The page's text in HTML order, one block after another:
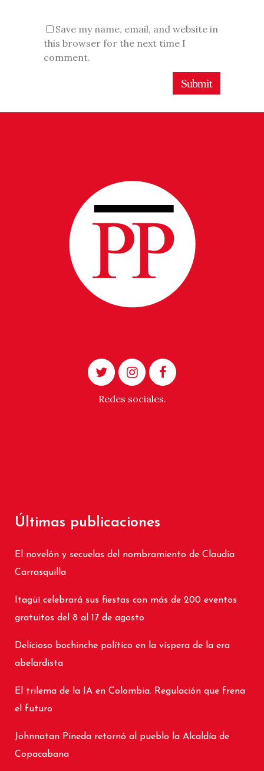
Save my name, email, and website in
this browser for the next time I
comment.
Redes sociales.
Últimas publicaciones
El novelón y secuelas del nombramiento de Claudia
Carrasquilla
Itagüí celebrará sus fiestas con más de 200 eventos
gratuitos del 8 al 17 de agosto
Delicioso bochinche político en la víspera de la era
abelardista
El trilema de la IA en Colombia. Regulación que frena
el futuro
Johnnatan Pineda retornó al pueblo la Alcaldía de
Copacabana